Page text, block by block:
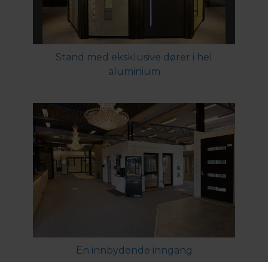
Stand med eksklusive dører i hel
aluminium
En innbydende inngang